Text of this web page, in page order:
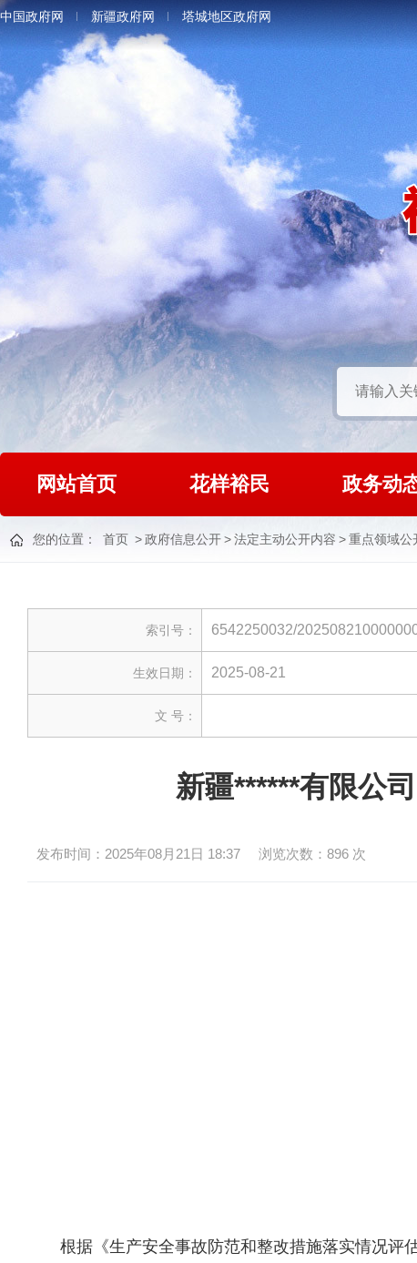
中国政府网 新疆政府网 塔城地区政府网
网站首页 花样裕民 政务动
您的位置： 首页 >政府信息公开>法定主动公开内容 >重点领域公
索引号： 6542250032/
生效日期： 2025-08-21
文 号：
新疆******有限公
发布时间：2025年08月21日 18:37 浏览次数： 896 次
根据《生产安全事故防范和整改措施落实情况评